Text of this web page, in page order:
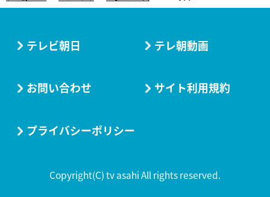
テレビ朝日 テレ朝動画
お問い合わせ サイト利用規約
プライバシーポリシー
Copyright(C) tv asahi All rights reserved.